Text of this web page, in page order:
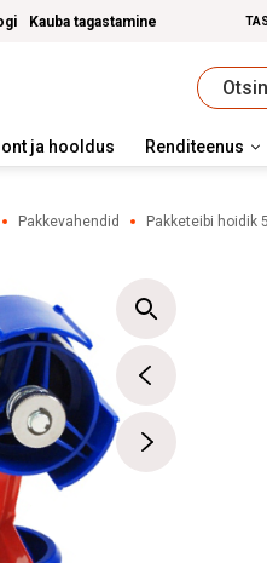
Kauba tagastamine
ja hooldus Renditeenus
Pakkevahendid Pakketeibi hoidik